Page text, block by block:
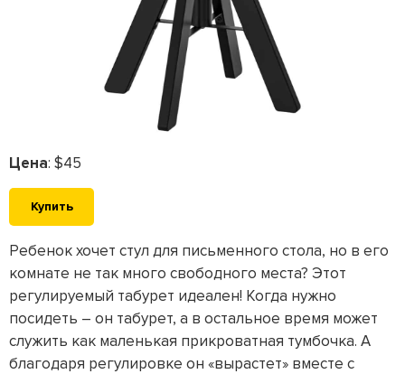
Цена: $45
Купить
Ребенок хочет стул для письменного стола, но в его
комнате не так много свободного места? Этот
регулируемый табурет идеален! Когда нужно
посидеть – он табурет, а в остальное время может
служить как маленькая прикроватная тумбочка. А
благодаря регулировке он «вырастет» вместе с